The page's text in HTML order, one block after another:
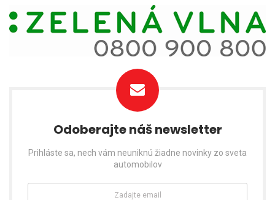
Odoberajte náš newsletter
Prihláste sa, nech vám neuniknú žiadne novinky zo sveta
automobilov